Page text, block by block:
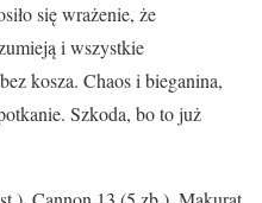
się wrażenie, że
i wszystkie
kosza. Chaos i bieganina,
Szkoda, bo to już